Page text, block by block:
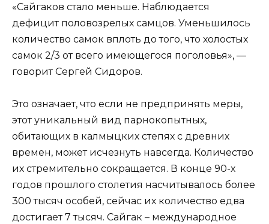
«Сайгаков стало меньше. Наблюдается
дефицит половозрелых самцов. Уменьшилось
количество самок вплоть до того, что холостых
самок 2/3 от всего имеющегося поголовья», —
говорит Сергей Сидоров.
Это означает, что если не предпринять меры,
этот уникальный вид парнокопытных,
обитающих в калмыцких степях с древних
времен, может исчезнуть навсегда. Количество
их стремительно сокращается. В конце 90-х
годов прошлого столетия насчитывалось более
300 тысяч особей, сейчас их количество едва
достигает 7 тысяч. Сайгак – международное